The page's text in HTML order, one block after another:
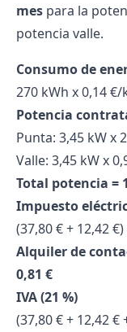
mes para la
potencia valle.
Consumo de
270 kWh x 0,14 €/
Potencia
Punta: 3,45 kW x
Valle: 3,45 kW x
Total potencia =
Impuesto
(37,80 € + 12,42
Alquiler de
0,81 €
IVA (21 %)
(37,80 € + 12,42 €